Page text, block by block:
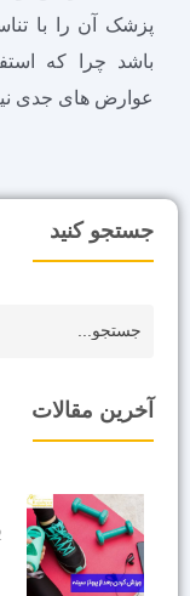
پزشک آن را با
باشد چرا که
عوارض های جدی
جستجو کنید
آخرین مقالات